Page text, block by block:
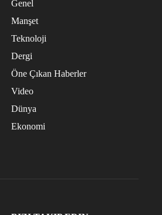
Genel
Manşet
Teknoloji
Dergi
Öne Çıkan Haberler
Video
Dünya
Ekonomi